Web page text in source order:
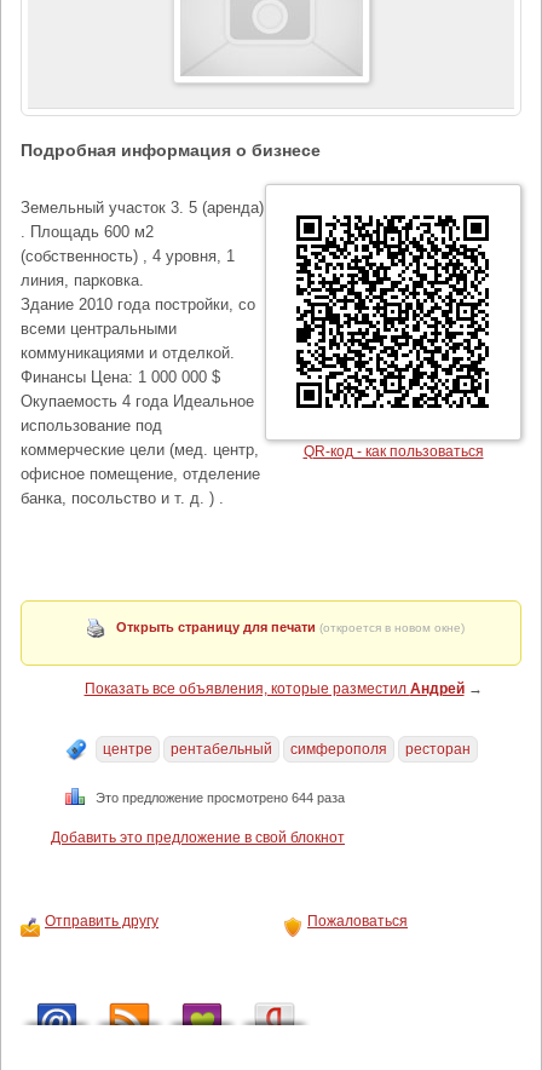
Подробная информация о бизнесе
QR-код - как пользоваться
Земельный участок 3. 5 (аренда)
. Площадь 600 м2
(собственность) , 4 уровня, 1
линия, парковка.
Здание 2010 года постройки, со
всеми центральными
коммуникациями и отделкой.
Финансы Цена: 1 000 000 $
Окупаемость 4 года Идеальное
использование под
коммерческие цели (мед. центр,
офисное помещение, отделение
банка, посольство и т. д. ) .
Открыть страницу для печати (откроется в новом окне)
Показать все объявления, которые разместил Андрей→
центре рентабельный симферополя ресторан
Это предложение просмотрено 644 раза
Добавить это предложение в свой блокнот
Отправить другу Пожаловаться